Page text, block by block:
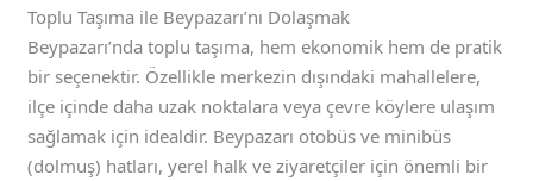
Toplu Taşıma ile Beypazarı’nı Dolaşmak
Beypazarı’nda toplu taşıma, hem ekonomik hem de pratik
bir seçenektir. Özellikle merkezin dışındaki mahallelere,
ilçe içinde daha uzak noktalara veya çevre köylere ulaşım
sağlamak için idealdir. Beypazarı otobüs ve minibüs
(dolmuş) hatları, yerel halk ve ziyaretçiler için önemli bir